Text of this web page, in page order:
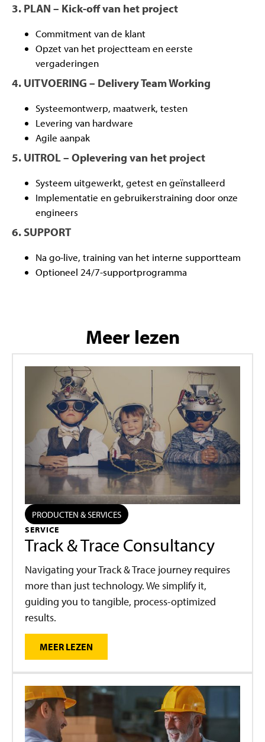
3. PLAN – Kick-off van het project
Commitment van de klant
Opzet van het projectteam en eerste
vergaderingen
4. UITVOERING – Delivery Team Working
Systeemontwerp, maatwerk, testen
Levering van hardware
Agile aanpak
5. UITROL – Oplevering van het project
Systeem uitgewerkt, getest en geïnstalleerd
Implementatie en gebruikerstraining door onze
engineers
6. SUPPORT
Na go-live, training van het interne supportteam
Optioneel 24/7-supportprogramma
Meer lezen
PRODUCTEN & SERVICES
SERVICE
Track & Trace Consultancy
Navigating your Track & Trace journey requires
more than just technology. We simplify it,
guiding you to tangible, process-optimized
results.
MEER LEZEN